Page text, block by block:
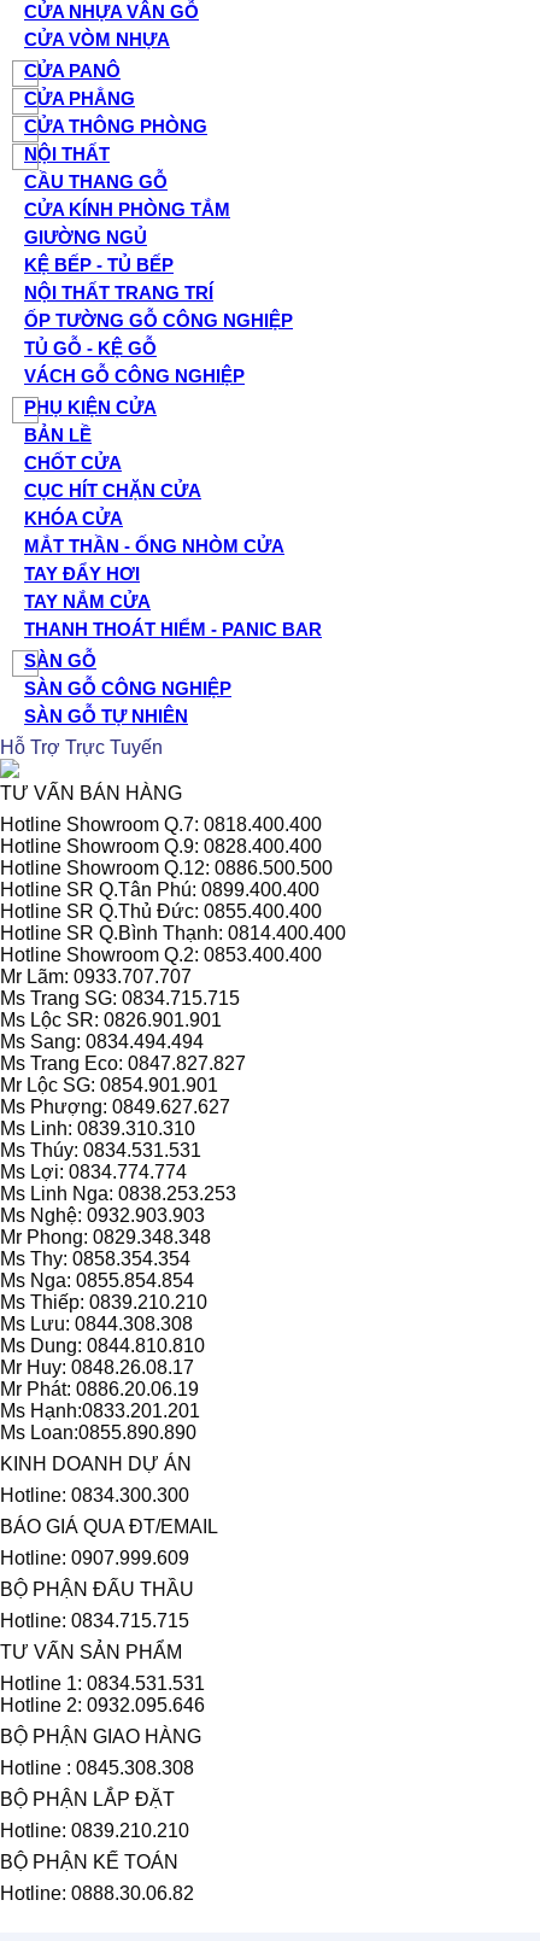
CỬA NHỰA VÂN GỖ
CỬA VÒM NHỰA
CỬA PANÔ
CỬA PHẲNG
CỬA THÔNG PHÒNG
NỘI THẤT
CẦU THANG GỖ
CỬA KÍNH PHÒNG TẮM
GIƯỜNG NGỦ
KỆ BẾP - TỦ BẾP
NỘI THẤT TRANG TRÍ
ỐP TƯỜNG GỖ CÔNG NGHIỆP
TỦ GỖ - KỆ GỖ
VÁCH GỖ CÔNG NGHIỆP
PHỤ KIỆN CỬA
BẢN LỀ
CHỐT CỬA
CỤC HÍT CHẶN CỬA
KHÓA CỬA
MẮT THẦN - ỐNG NHÒM CỬA
TAY ĐẨY HƠI
TAY NẮM CỬA
THANH THOÁT HIỂM - PANIC BAR
SÀN GỖ
SÀN GỖ CÔNG NGHIỆP
SÀN GỖ TỰ NHIÊN
Hỗ Trợ Trực Tuyến
TƯ VẤN BÁN HÀNG
Hotline Showroom Q.7: 0818.400.400
Hotline Showroom Q.9: 0828.400.400
Hotline Showroom Q.12: 0886.500.500
Hotline SR Q.Tân Phú: 0899.400.400
Hotline SR Q.Thủ Đức: 0855.400.400
Hotline SR Q.Bình Thạnh: 0814.400.400
Hotline Showroom Q.2: 0853.400.400
Mr Lãm: 0933.707.707
Ms Trang SG: 0834.715.715
Ms Lộc SR: 0826.901.901
Ms Sang: 0834.494.494
Ms Trang Eco: 0847.827.827
Mr Lộc SG: 0854.901.901
Ms Phượng: 0849.627.627
Ms Linh: 0839.310.310
Ms Thúy: 0834.531.531
Ms Lợi: 0834.774.774
Ms Linh Nga: 0838.253.253
Ms Nghệ: 0932.903.903
Mr Phong: 0829.348.348
Ms Thy: 0858.354.354
Ms Nga: 0855.854.854
Ms Thiếp: 0839.210.210
Ms Lưu: 0844.308.308
Ms Dung: 0844.810.810
Mr Huy: 0848.26.08.17
Mr Phát: 0886.20.06.19
Ms Hạnh:0833.201.201
Ms Loan:0855.890.890
KINH DOANH DỰ ÁN
Hotline: 0834.300.300
BÁO GIÁ QUA ĐT/EMAIL
Hotline: 0907.999.609
BỘ PHẬN ĐẤU THẦU
Hotline: 0834.715.715
TƯ VẤN SẢN PHẨM
Hotline 1: 0834.531.531
Hotline 2: 0932.095.646
BỘ PHẬN GIAO HÀNG
Hotline : 0845.308.308
BỘ PHẬN LẮP ĐẶT
Hotline: 0839.210.210
BỘ PHẬN KẾ TOÁN
Hotline: 0888.30.06.82